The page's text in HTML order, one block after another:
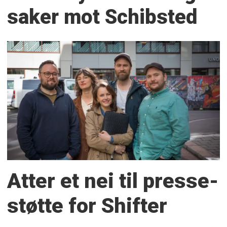
saker mot Schibsted
Atter et nei til presse­
støtte for Shifter